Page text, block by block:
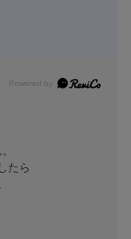
Powered by
たら